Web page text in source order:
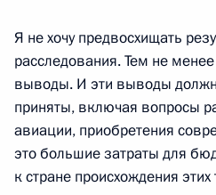
7 сентября 2011 года, 17:50
О ходе исполнения
по итогам работы
в Ярославской области
Я не хочу предвосхищать
расследования. Тем не
выводы. И эти выводы
приняты, включая вопросы
авиации, приобретения
это большие затраты для
к стране происхождения